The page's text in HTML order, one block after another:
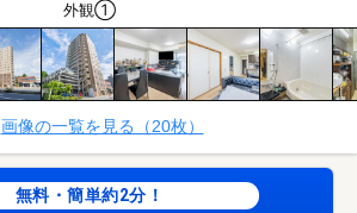
外観①
画像の一覧を見る（20枚）
無料・簡単約2分！